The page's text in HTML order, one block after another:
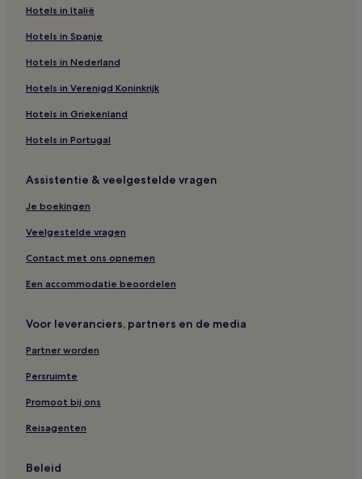
Hotels in Italië
Hotels in Spanje
Hotels in Nederland
Hotels in Verenigd Koninkrijk
Hotels in Griekenland
Hotels in Portugal
Assistentie & veelgestelde vragen
Je boekingen
Veelgestelde vragen
Contact met ons opnemen
Een accommodatie beoordelen
Voor leveranciers, partners en de media
Partner worden
Persruimte
Promoot bij ons
Reisagenten
Beleid